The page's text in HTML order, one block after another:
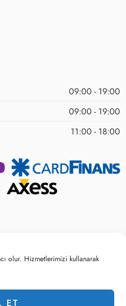
olur. Hizmetlerimizi kullanarak
ET
09:00 - 19:00
09:00 - 19:00
11:00 - 18:00
Sitemo Mobilya